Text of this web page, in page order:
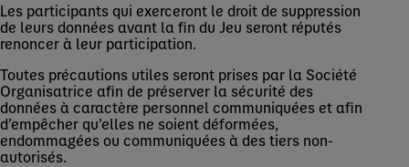
Les participants qui exerceront le droit de suppression
de leurs données avant la fin du Jeu seront réputés
renoncer à leur participation.
Toutes précautions utiles seront prises par la Société
Organisatrice afin de préserver la sécurité des
données à caractère personnel communiquées et afin
d’empêcher qu’elles ne soient déformées,
endommagées ou communiquées à des tiers non-
autorisés.